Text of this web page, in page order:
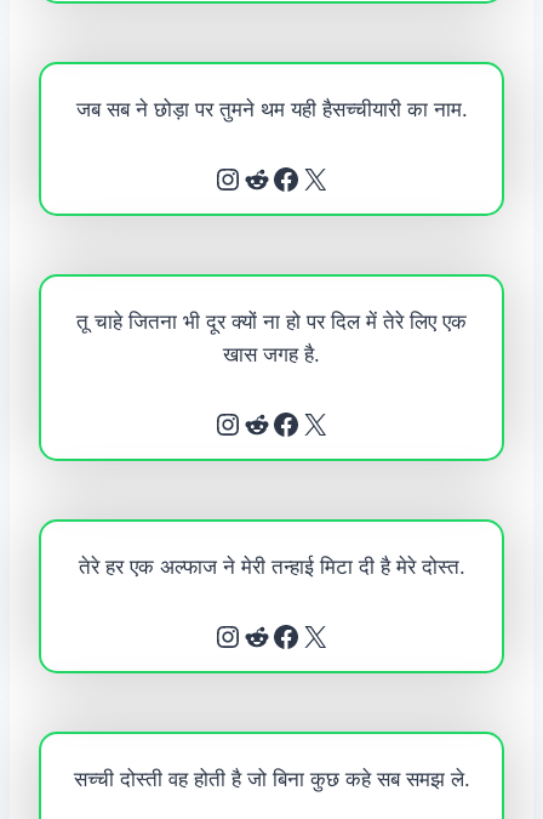
जब सब ने छोड़ा पर तुमने थम यही हैसच्चीयारी का नाम.
Instagram Reddit Facebook X
तू चाहे जितना भी दूर क्यों ना हो पर दिल में तेरे लिए एक
खास जगह है.
Instagram Reddit Facebook X
तेरे हर एक अल्फाज ने मेरी तन्हाई मिटा दी है मेरे दोस्त.
Instagram Reddit Facebook X
सच्ची दोस्ती वह होती है जो बिना कुछ कहे सब समझ ले.